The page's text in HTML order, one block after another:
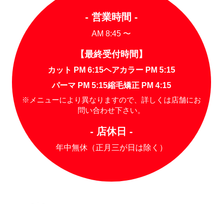
- 営業時間 -
AM 8:45 〜
【最終受付時間】
カット PM 6:15ヘアカラー PM 5:15
パーマ PM 5:15縮毛矯正 PM 4:15
※メニューにより異なりますので、詳しくは店舗にお
問い合わせ下さい。
- 店休日 -
年中無休（正月三が日は除く）